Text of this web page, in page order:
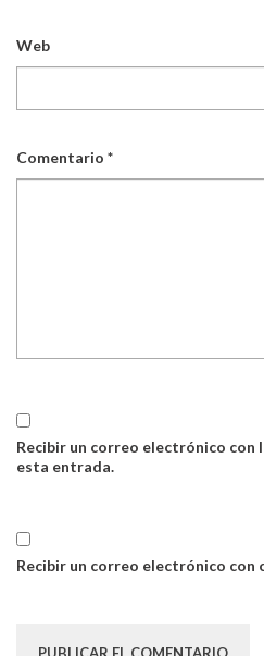
Web
Comentario *
Recibir un correo electrónico con
esta entrada.
Recibir un correo electrónico con